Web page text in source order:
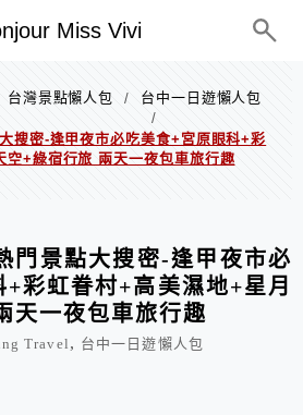
Miss Vivi
台灣景點懶人包 /
台中一日遊懶人包
/
搜密-逢甲夜市必吃美食+宮原眼科+彩
空+綠宿行旅 兩天一夜包車旅行趣
門景點大搜密-逢甲夜市必
彩虹眷村+高美濕地+星月
天一夜包車旅行趣
Travel , 台中一日遊懶人包